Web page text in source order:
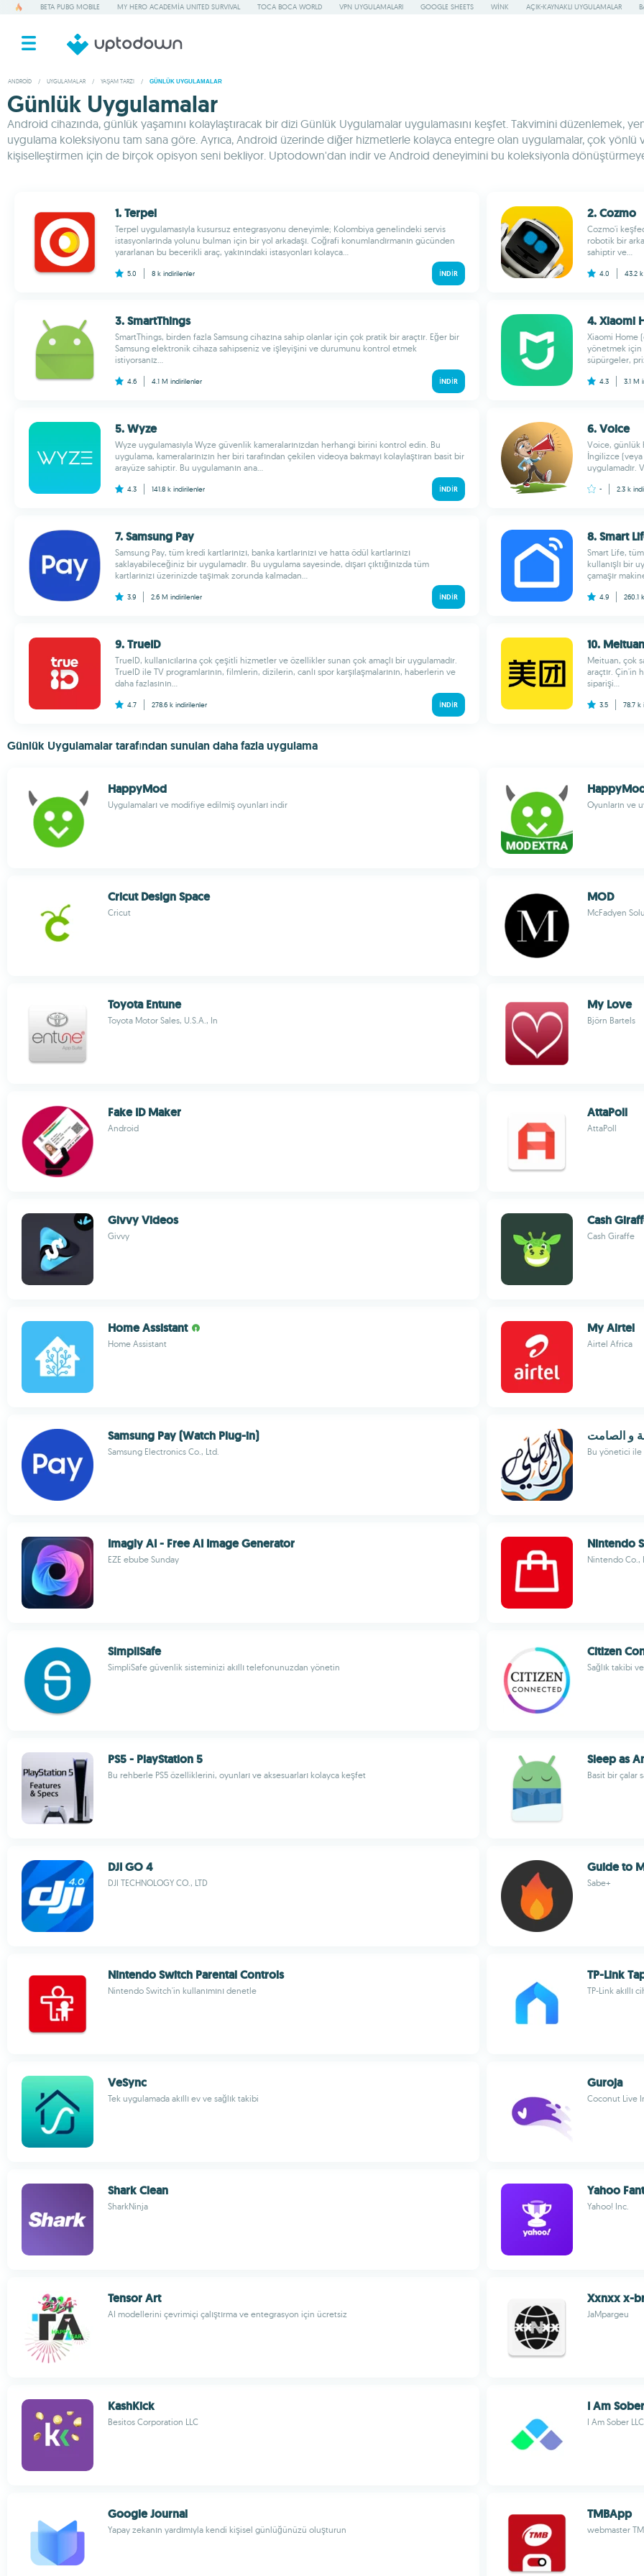
BETA PUBG MOBILE MY HERO ACADEMIA UNITED SURVIVAL TOCA BOCA WORLD VPN UYGULAMALARI GOOGLE SHEETS WINK AÇIK-KAYNAKLI UYGULAMALAR
ANDROID / UYGULAMALAR / YAŞAM TARZI / GÜNLÜK UYGULAMALAR
Günlük Uygulamalar
Android cihazında, günlük yaşamını kolaylaştıracak bir dizi Günlük Uygulamalar uygulamasını keşfet. Takvimini düzenlemek,
uygulama koleksiyonu tam sana göre. Ayrıca, Android üzerinde diğer hizmetlerle kolayca entegre olan uygulamalar, çok yönlü
kişiselleştirmen için de birçok opisyon seni bekliyor. Uptodown'dan indir ve Android deneyimini bu koleksiyonla
1. Terpel
Terpel uygulamasıyla kusursuz entegrasyonu deneyimle; Kolombiya genelindeki servis
istasyonlarında yolunu bulman için bir yol arkadaşı. Coğrafi konumlandırmanın gücünden
yararlanan bu becerikli araç, yakınındaki istasyonları kolayca...
5.0 8 k indirilenler İNDIR
2. Cozmo
Cozmo'i
robotik bir
sahiptir ve...
4.0 43.2
3. Smart​Things
SmartThings, birden fazla Samsung cihazına sahip olanlar için çok pratik bir araçtır. Eğer bir
Samsung elektronik cihaza sahipseniz ve işleyişini ve durumunu kontrol etmek
istiyorsanız...
4.6 4.1 M indirilenler İNDIR
4. Xiaomi
Xiaomi Home
yönetmek için
süpürgeler,
4.3 3.1 M
5. Wyze
Wyze uygulamasıyla Wyze güvenlik kameralarınızdan herhangi birini kontrol edin. Bu
uygulama, kameralarınızın her biri tarafından çekilen videoya bakmayı kolaylaştıran basit bir
arayüze sahiptir. Bu uygulamanın ana...
4.3 141.8 k indirilenler İNDIR
6. Voice
Voice, günlük
İngilizce
uygulamadır.
- 2.3 k
7. Samsung Pay
Samsung Pay, tüm kredi kartlarınızı, banka kartlarınızı ve hatta ödül kartlarınızı
saklayabileceğiniz bir uygulamadır. Bu uygulama sayesinde, dışarı çıktığınızda tüm
kartlarınızı üzerinizde taşımak zorunda kalmadan...
3.9 2.6 M indirilenler İNDIR
8. Smart
Smart Life,
kullanışlı bir
çamaşır
4.9 260.1
9. TrueID
TrueID, kullanıcılarına çok çeşitli hizmetler ve özellikler sunan çok amaçlı bir uygulamadır.
TrueID ile TV programlarının, filmlerin, dizilerin, canlı spor karşılaşmalarının, haberlerin ve
daha fazlasının...
4.7 278.6 k indirilenler İNDIR
10. Meituan
Meituan, çok
araçtır. Çin'in
siparişi...
3.5 78.7 k
Günlük Uygulamalar tarafından sunulan daha fazla uygulama
HappyMod
Uygulamaları ve modifiye edilmiş oyunları indir Oyunların ve
Cricut Design Space
Cricut
MOD
McFadyen
Toyota Entune
Toyota Motor Sales, U.S.A., In
My Love
Björn Bartels
Fake ID Maker
Android
AttaPoll
AttaPoll
Givvy Videos
Givvy
Cash
Cash Giraffe
Home Assistant
Home Assistant
My Airtel
Airtel Africa
Samsung Pay (Watch Plug-in)
Samsung Electronics Co., Ltd.
و الصامت
Bu yönetici ile
Imagly AI - Free AI Image Generator
EZE ebube Sunday
Nintendo
Nintendo Co.,
SimpliSafe
SimpliSafe güvenlik sisteminizi akıllı telefonunuzdan yönetin
Citizen
Sağlık takibi
PS5 - PlayStation 5
Bu rehberle PS5 özelliklerini, oyunları ve aksesuarları kolayca keşfet
Sleep as
Basit bir çalar
DJI GO 4
DJI TECHNOLOGY CO., LTD
Guide to
Sabe+
Nintendo Switch Parental Controls
Nintendo Switch'in kullanımını denetle
TP-Link
TP-Link akıllı
VeSync
Tek uygulamada akıllı ev ve sağlık takibi
Guroja
Coconut Live
Shark Clean
SharkNinja
Yahoo
Yahoo! Inc.
Tensor Art
AI modellerini çevrimiçi çalıştırma ve entegrasyon için ücretsiz
Xxnxx x-
JaMpargeu
KashKick
Besitos Corporation LLC
I Am Sober
I Am Sober LLC
Google Journal
Yapay zekanın yardımıyla kendi kişisel günlüğünüzü oluşturun
TMBApp
webmaster